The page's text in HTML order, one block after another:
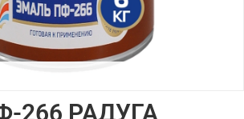
266 РАДУГА